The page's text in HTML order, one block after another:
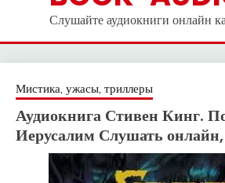
Слушайте аудиокниги онлайн
Мистика, ужасы, триллеры
Аудиокнига Стивен Кинг.
Иерусалим Слушать онлайн,